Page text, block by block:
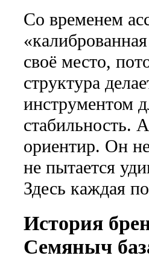
Со временем
своё место,
структура
инструментом
стабильность.
ориентир. Он
не пытается
Здесь каждая
История
Семяныч